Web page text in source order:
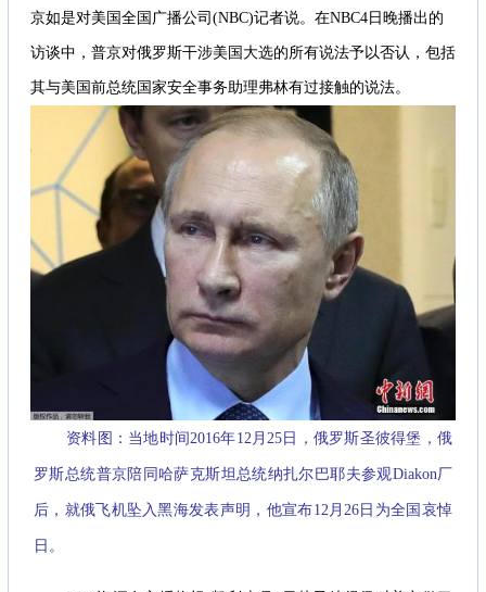
京如是对美国全国广播公司(NBC)记者说。在NBC4日晚播出的
访谈中，普京对俄罗斯干涉美国大选的所有说法予以否认，包括
其与美国前总统国家安全事务助理弗林有过接触的说法。
资料图：当地时间2016年12月25日，俄罗斯圣彼得堡，俄
罗斯总统普京陪同哈萨克斯坦总统纳扎尔巴耶夫参观Diakon厂
后，就俄飞机坠入黑海发表声明，他宣布12月26日为全国哀悼
日。